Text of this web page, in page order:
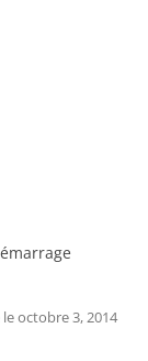
leoctobre 3, 2014